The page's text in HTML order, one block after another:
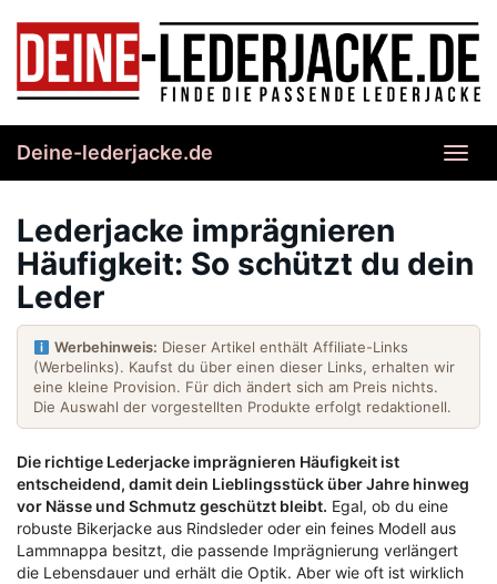
content
Deine-lederjacke.de
Lederjacke imprägnieren
Häufigkeit: So schützt du dein
Leder
Werbehinweis: Dieser Artikel enthält Affiliate-Links
(Werbelinks). Kaufst du über einen dieser Links, erhalten wir
eine kleine Provision. Für dich ändert sich am Preis nichts.
Die Auswahl der vorgestellten Produkte erfolgt redaktionell.
Die richtige Lederjacke imprägnieren Häufigkeit ist
entscheidend, damit dein Lieblingsstück über Jahre hinweg
vor Nässe und Schmutz geschützt bleibt. Egal, ob du eine
robuste Bikerjacke aus Rindsleder oder ein feines Modell aus
Lammnappa besitzt, die passende Imprägnierung verlängert
die Lebensdauer und erhält die Optik. Aber wie oft ist wirklich